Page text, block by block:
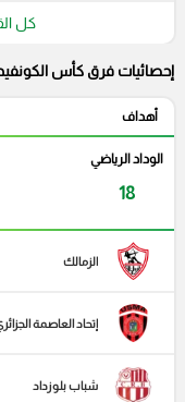
كل
إحصائيات فرق كأس
أهداف
الوداد الرياضي
18
الزمالك
إتحاد العاصمة
شباب بلوزداد